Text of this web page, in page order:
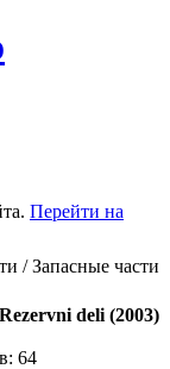
Перейти на
/ Запасные части
deli (2003)
64